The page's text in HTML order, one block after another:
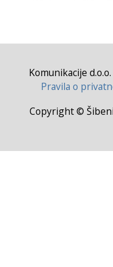
Komunikacije d.o.o.
Pravila o
Copyright ©